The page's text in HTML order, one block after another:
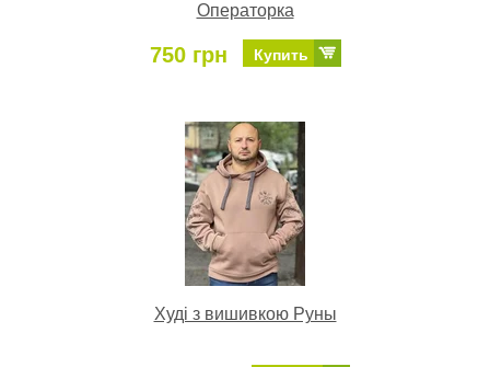
Операторка
750 грн Купить
Худі з вишивкою Руны